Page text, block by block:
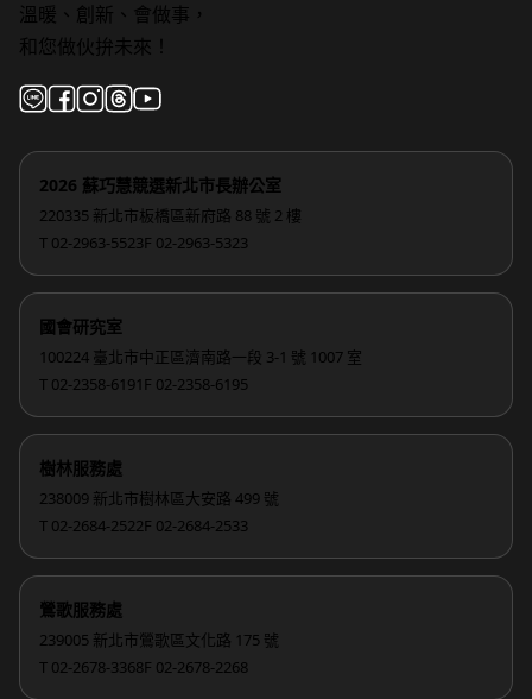
溫暖、創新、會做事，
和您做伙拚未來！
2026 蘇巧慧競選新北市長辦公室
220335 新北市板橋區新府路 88 號 2 樓
T 02-2963-5523F 02-2963-5323
國會研究室
100224 臺北市中正區濟南路一段 3-1 號 1007 室
T 02-2358-6191 F 02-2358-6195
樹林服務處
238009 新北市樹林區大安路 499 號
T 02-2684-2522F 02-2684-2533
鶯歌服務處
239005 新北市鶯歌區文化路 175 號
T 02-2678-3368F 02-2678-2268